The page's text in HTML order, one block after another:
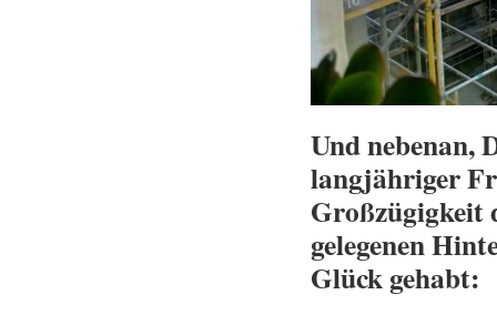
Und nebenan,
langjähriger
Großzügigkeit
gelegenen
Glück